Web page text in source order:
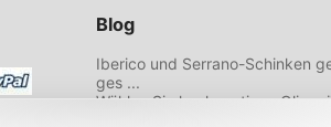
Blog
Iberico und Serrano-Schinken
ges ...
Wählen Sie hochwertiges